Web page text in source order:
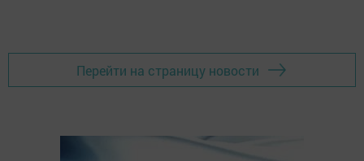
Перейти на страницу новости